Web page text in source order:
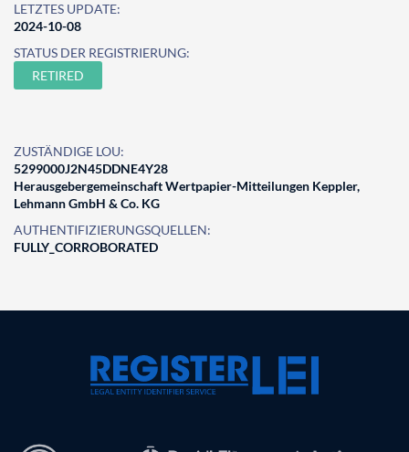
LETZTES UPDATE:
2024-10-08
STATUS DER REGISTRIERUNG:
RETIRED
ZUSTÄNDIGE LOU:
5299000J2N45DDNE4Y28
Herausgebergemeinschaft Wertpapier-Mitteilungen Keppler,
Lehmann GmbH & Co. KG
AUTHENTIFIZIERUNGSQUELLEN:
FULLY_CORROBORATED